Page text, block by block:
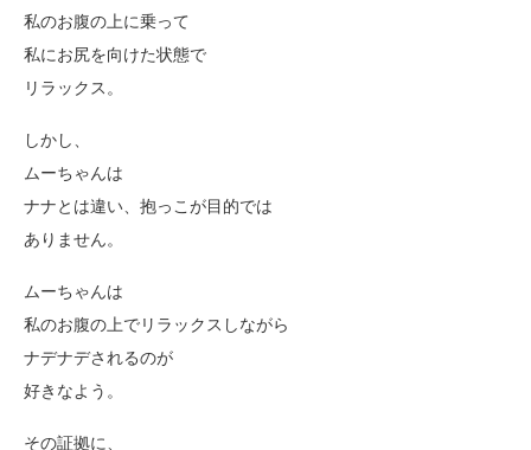
私のお腹の上に乗って
私にお尻を向けた状態で
リラックス。
しかし、
ムーちゃんは
ナナとは違い、抱っこが目的では
ありません。
ムーちゃんは
私のお腹の上でリラックスしながら
ナデナデされるのが
好きなよう。
その証拠に、